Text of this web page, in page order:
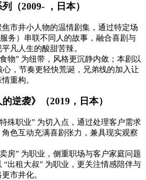
（2009- ，日本）
焦市井小人物的温情剧集，通过特定场
务）串联不同人的故事，融合喜剧与
凡人生的酸甜苦辣。
食物” 为纽带，风格更沉静内敛；本剧以
心，节奏更轻快荒诞，兄弟线的加入让
重构。
逆袭》（2019，日本）
特殊职业” 为切入点，通过处理客户需求
色互动充满喜剧张力，兼具现实观察
卖房” 为职业，侧重职场与客户家庭问题
“出租大叔” 为职业，更关注情感陪伴与
市井化。